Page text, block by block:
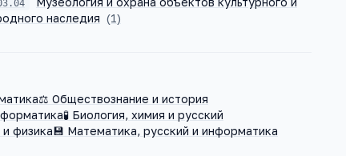
наследия (1)
⚖️ Обществознание и история
🧪 Биология, химия и русский
физика💾 Математика, русский и информатика